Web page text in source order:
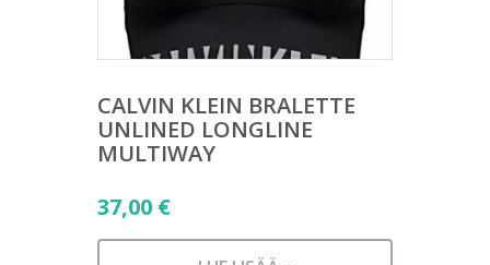
CALVIN KLEIN BRALETTE
UNLINED LONGLINE
MULTIWAY
37,00 €